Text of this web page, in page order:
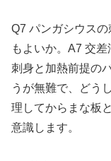
Q7 パンガシウス
もよいか。A7 交
刺身と加熱前提の
うが無難で、どう
理してからまな板
意識します。